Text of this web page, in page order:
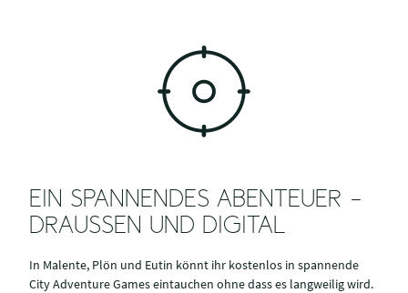
EIN SPANNENDES ABENTEUER –
DRAUSSEN UND DIGITAL
In Malente, Plön und Eutin könnt ihr kostenlos in spannende
City Adventure Games eintauchen ohne dass es langweilig wird.